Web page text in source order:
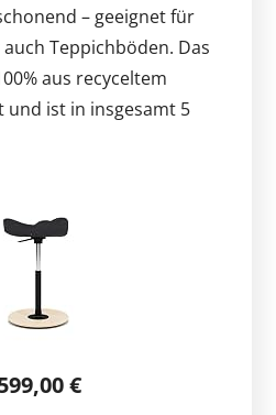
– geeignet für
Teppichböden. Das
aus recyceltem
ist in insgesamt 5
€